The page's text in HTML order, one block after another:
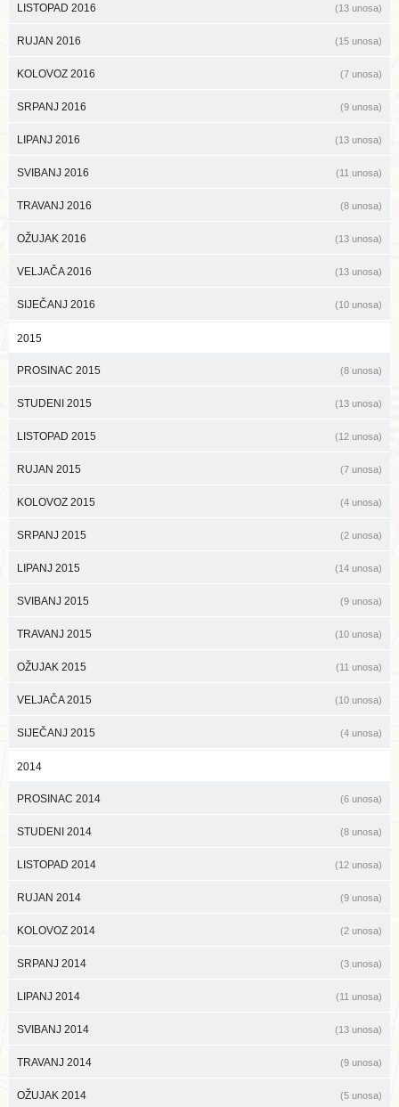
LISTOPAD 2016 (13 unosa)
RUJAN 2016 (15 unosa)
KOLOVOZ 2016 (7 unosa)
SRPANJ 2016 (9 unosa)
LIPANJ 2016 (13 unosa)
SVIBANJ 2016 (11 unosa)
TRAVANJ 2016 (8 unosa)
OŽUJAK 2016 (13 unosa)
VELJAČA 2016 (13 unosa)
SIJEČANJ 2016 (10 unosa)
2015
PROSINAC 2015 (8 unosa)
STUDENI 2015 (13 unosa)
LISTOPAD 2015 (12 unosa)
RUJAN 2015 (7 unosa)
KOLOVOZ 2015 (4 unosa)
SRPANJ 2015 (2 unosa)
LIPANJ 2015 (14 unosa)
SVIBANJ 2015 (9 unosa)
TRAVANJ 2015 (10 unosa)
OŽUJAK 2015 (11 unosa)
VELJAČA 2015 (10 unosa)
SIJEČANJ 2015 (4 unosa)
2014
PROSINAC 2014 (6 unosa)
STUDENI 2014 (8 unosa)
LISTOPAD 2014 (12 unosa)
RUJAN 2014 (9 unosa)
KOLOVOZ 2014 (2 unosa)
SRPANJ 2014 (3 unosa)
LIPANJ 2014 (11 unosa)
SVIBANJ 2014 (13 unosa)
TRAVANJ 2014 (9 unosa)
OŽUJAK 2014 (5 unosa)